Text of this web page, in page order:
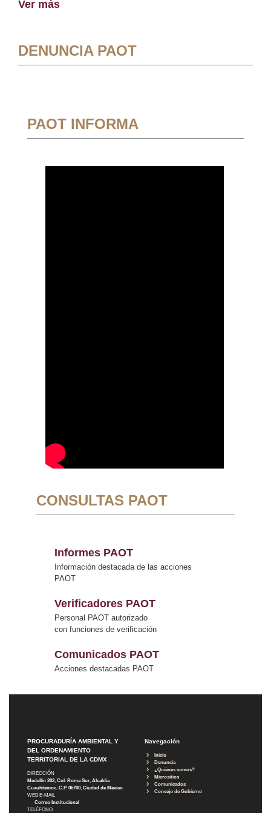
Ver más
DENUNCIA PAOT
PAOT INFORMA
CONSULTAS PAOT
Informes PAOT
Información destacada de las acciones
PAOT
Verificadores PAOT
Personal PAOT autorizado
con funciones de verificación
Comunicados PAOT
Acciones destacadas PAOT
PROCURADURÍA AMBIENTAL Y
DEL ORDENAMIENTO
TERRITORIAL DE LA CDMX
DIRECCIÓN
Medellín 202, Col. Roma Sur, Alcaldía
Cuauhtémoc, C.P. 06700, Ciudad de México
WEB E-MAIL
Correo Institucional
TELÉFONO
Navegación
Inicio
Denuncia
¿Quiénes somos?
Micrositios
Comunicados
Consejo de Gobierno